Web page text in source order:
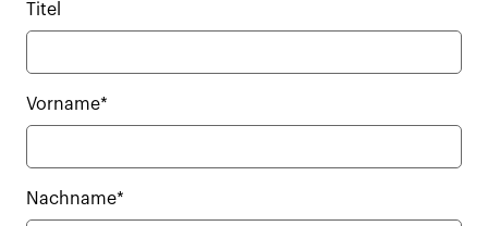
Titel
Vorname*
Nachname*